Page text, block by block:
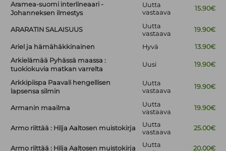
Aramea-suomi interlineaari -
Johanneksen ilmestys
Uutta
vastaava
15.90€
ARARATIN SALAISUUS
Uutta
vastaava
19.90€
Ariel ja hämähäkkinainen Hyvä
13.90€
Arkielämää Pyhässä maassa :
tuokiokuvia matkan varrelta
Uusi 19.90€
Arkkipiispa Paavali hengellisen
lapsensa silmin
Uutta
vastaava
19.90€
Armanin maailma
Uutta
vastaava
19.90€
Armo riittää : Hilja Aaltosen muistokirja
Uutta
vastaava
25.00€
Armo riittää : Hilja Aaltosen muistokirja
Uutta
20.00€